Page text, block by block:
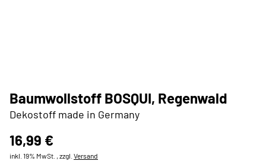
Baumwollstoff BOSQUI, Regenwald
Dekostoff made in Germany
16,99 €
inkl. 19% MwSt. , zzgl. Versand